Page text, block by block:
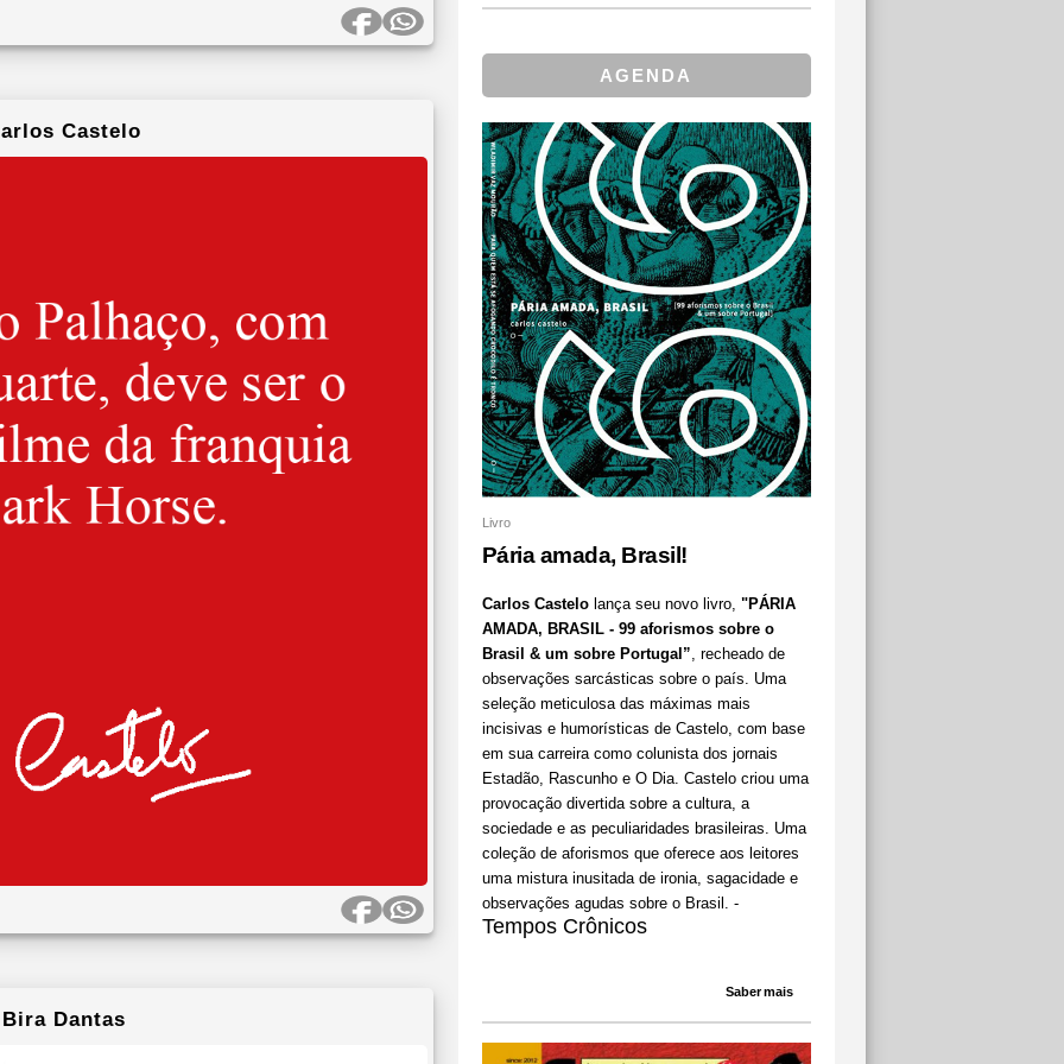
Castelo
Bira Dantas
AGENDA
Livro
Pária amada, Brasil!
Carlos Castelolança seu novo livro, "PÁRIA
AMADA, BRASIL - 99 aforismos sobre o
Brasil & um sobre Portugal” , recheado de
observações sarcásticas sobre o país. Uma
seleção meticulosa das máximas mais
incisivas e humorísticas de Castelo, com base
em sua carreira como colunista dos jornais
Estadão, Rascunho e O Dia. Castelo criou uma
provocação divertida sobre a cultura, a
sociedade e as peculiaridades brasileiras. Uma
coleção de aforismos que oferece aos leitores
uma mistura inusitada de ironia, sagacidade e
observações agudas sobre o Brasil. -
Tempos Crônicos
Saber mais